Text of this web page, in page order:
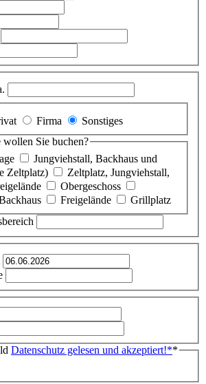
Firma
Sonstiges
wollen Sie buchen?
Jungviehstall, Backhaus und
Zeltplatz)
Zeltplatz, Jungviehstall,
Obergeschoss
Freigelände
Grillplatz
Datenschutz gelesen und akzeptiert!**